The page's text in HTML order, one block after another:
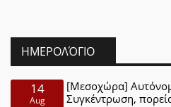
ΗΜΕΡΟΛΌΓΙΟ
14
Aug
[Μεσοχώρα]
Συγκέντρωση,